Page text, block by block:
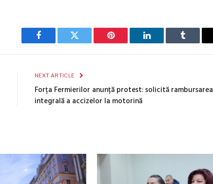
Facebook Twitter Pinterest LinkedIn Tumblr
NEXT ARTICLE
Forța Fermierilor anunță protest: solicită rambursarea
integrală a accizelor la motorină